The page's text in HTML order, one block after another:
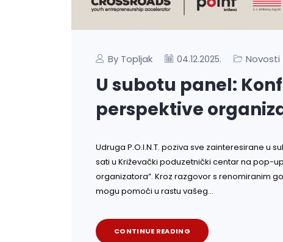
By Topljak 04.12.2025. Novosti
U subotu panel:
perspektive
Udruga P.O.I.N.T. poziva sve zainteresirane u
sati u Križevački poduzetnički centar na pop-
organizatora”. Kroz razgovor s renomiranim
mogu pomoći u rastu vašeg…
CONTINUE READING